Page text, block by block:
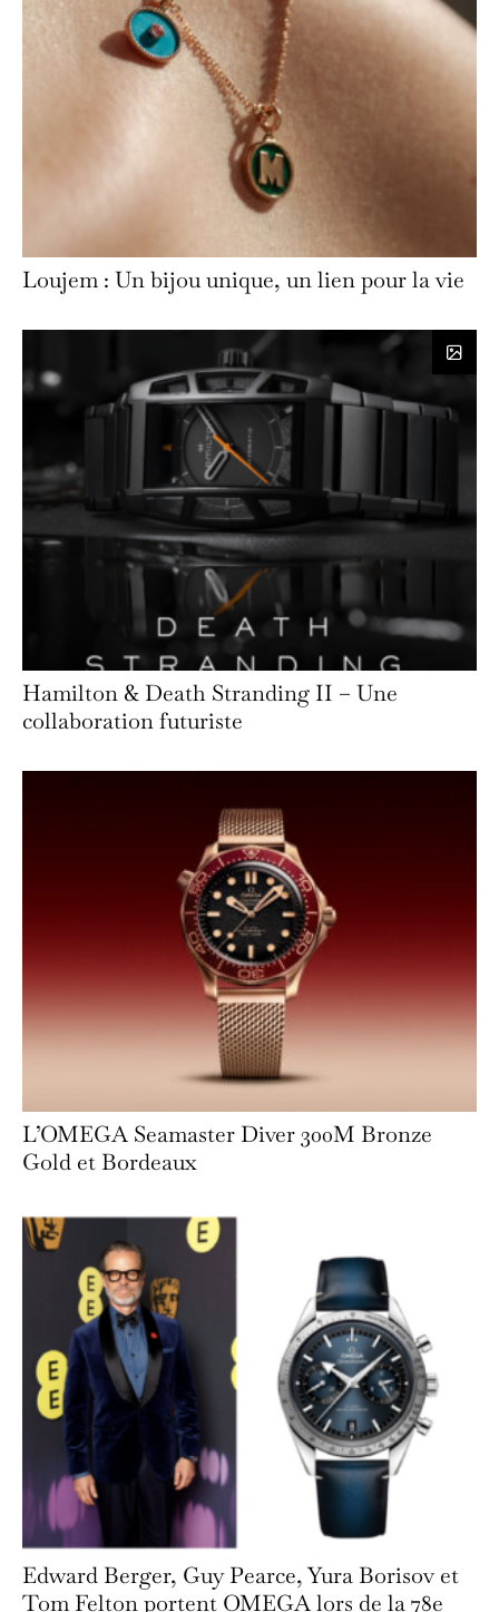
Loujem : Un bijou unique, un lien pour la vie
Hamilton & Death Stranding II – Une
collaboration futuriste
L’OMEGA Seamaster Diver 300M Bronze
Gold et Bordeaux
Edward Berger, Guy Pearce, Yura Borisov et
Tom Felton portent OMEGA lors de la 78e